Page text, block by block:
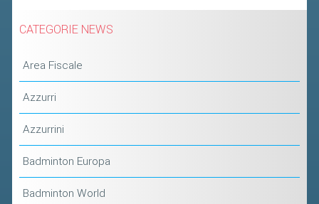
CATEGORIE NEWS
Area Fiscale
Azzurri
Azzurrini
Badminton Europa
Badminton World
2019